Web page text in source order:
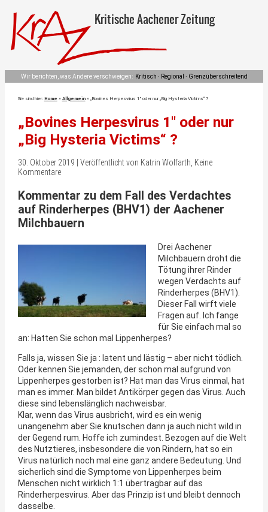
Kritische Aachener Zeitung
Wir berichten, was Andere verschweigen: Kritisch · Regional · Grenzüberschreitend
Sie sind hier: Home » Allgemein» „Bovines Herpesvirus 1″ oder nur „Big Hysteria Victims“ ?
„Bovines Herpesvirus 1″ oder nur
„Big Hysteria Victims“ ?
30. Oktober 2019 | Veröffentlicht von Katrin Wolfarth, Keine
Kommentare
Kommentar zu dem Fall des Verdachtes
auf Rinderherpes (BHV1) der Aachener
Milchbauern
Drei Aachener
Milchbauern droht die
Tötung ihrer Rinder
wegen Verdachts auf
Rinderherpes (BHV1).
Dieser Fall wirft viele
Fragen auf. Ich fange
für Sie einfach mal so
an: Hatten Sie schon mal Lippenherpes?
Falls ja, wissen Sie ja : latent und lästig – aber nicht tödlich.
Oder kennen Sie jemanden, der schon mal aufgrund von
Lippenherpes gestorben ist? Hat man das Virus einmal, hat
man es immer. Man bildet Antikörper gegen das Virus. Auch
diese sind lebenslänglich nachweisbar.
Klar, wenn das Virus ausbricht, wird es ein wenig
unangenehm aber Sie knutschen dann ja auch nicht wild in
der Gegend rum. Hoffe ich zumindest. Bezogen auf die Welt
des Nutztieres, insbesondere die von Rindern, hat so ein
Virus natürlich noch mal eine ganz andere Bedeutung. Und
sicherlich sind die Symptome von Lippenherpes beim
Menschen nicht wirklich 1:1 übertragbar auf das
Rinderherpesvirus. Aber das Prinzip ist und bleibt dennoch
dasselbe.